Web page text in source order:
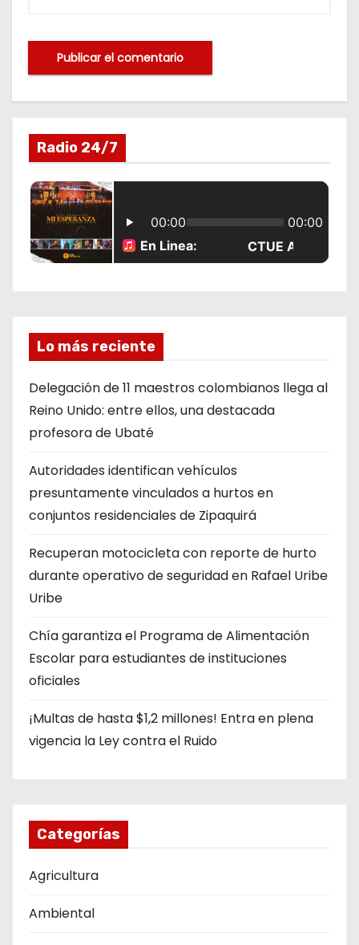
Radio 24/7
Lo más reciente
Delegación de 11 maestros colombianos llega al
Reino Unido: entre ellos, una destacada
profesora de Ubaté
Autoridades identifican vehículos
presuntamente vinculados a hurtos en
conjuntos residenciales de Zipaquirá
Recuperan motocicleta con reporte de hurto
durante operativo de seguridad en Rafael Uribe
Uribe
Chía garantiza el Programa de Alimentación
Escolar para estudiantes de instituciones
oficiales
¡Multas de hasta $1,2 millones! Entra en plena
vigencia la Ley contra el Ruido
Categorías
Agricultura
Ambiental